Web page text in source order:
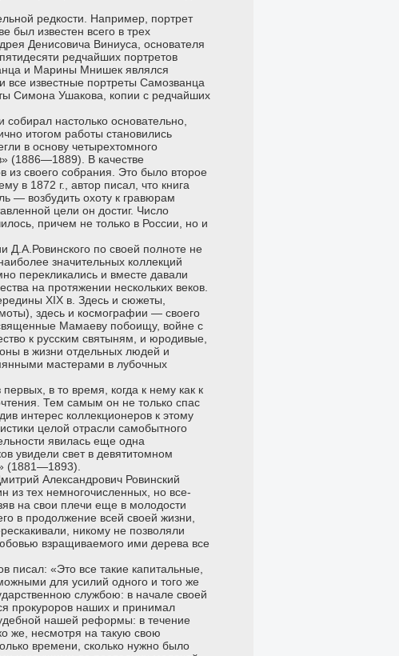
редкости. Например, портрет
был известен всего в трех
Денисовича Виниуса, основателя
редчайших портретов
и Марины Мнишек являлся
все известные портреты Самозванца
Симона Ушакова, копии с редчайших
настолько основательно,
итогом работы становились
в основу четырехтомного
(1886—1889). В качестве
из своего собрания. Это было второе
в 1872 г., автор писал, что книга
— возбудить охоту к гравюрам
цели он достиг. Число
причем не только в России, но и
Д.А.Ровинского по своей полноте не
значительных коллекций
перекликались и вместе давали
на протяжении нескольких веков.
XIX в. Здесь и сюжеты,
здесь и космографии — своего
Мамаеву побоищу, войне с
к русским святыням, и юродивые,
в жизни отдельных людей и
мастерами в лубочных
в то время, когда к нему как к
Тем самым он не только спас
интерес коллекционеров к этому
целой отрасли самобытного
явилась еще одна
увидели свет в девятитомном
(1881—1893).
Александрович Ровинский
из тех немногочисленных, но все-
на свои плечи еще в молодости
в продолжение всей своей жизни,
никому не позволяли
взращиваемого ими дерева все
писал: «Это все такие капитальные,
для усилий одного и того же
службою: в начале своей
прокуроров наших и принимал
нашей реформы: в течение
же, несмотря на такую свою
времени, сколько нужно было